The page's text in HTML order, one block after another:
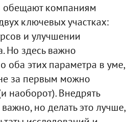
обещают компаниям
ключевых участках:
и улучшении
Но здесь важно
оба этих параметра в уме,
за первым можно
наоборот). Внедрять
но делать это лучше,